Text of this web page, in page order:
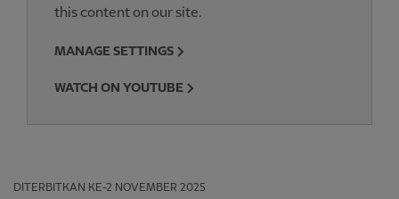
this content on our site.
MANAGE SETTINGS
WATCH ON YOUTUBE
DITERBITKAN KE-2 NOVEMBER 2025